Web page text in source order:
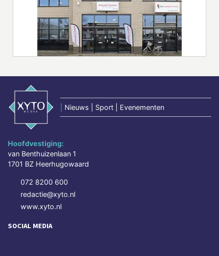
Nieuws | Sport | Evenementen
Hoofdvestiging:
van Benthuizenlaan 1
1701 BZ Heerhugowaard
072 8200 600
redactie@xyto.nl
www.xyto.nl
SOCIAL MEDIA